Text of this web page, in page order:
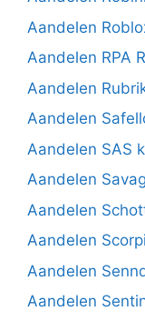
Aandelen
Aandelen RPA
Aandelen
Aandelen
Aandelen SAS
Aandelen
Aandelen
Aandelen
Aandelen
Aandelen